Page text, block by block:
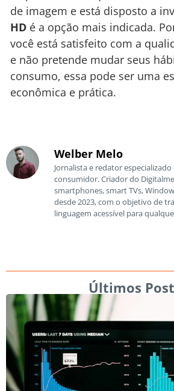
de imagem e está disposto a
HD é a opção mais indicada.
você está satisfeito com a
e não pretende mudar seus
consumo, essa pode ser uma
econômica e prática.
Welber Melo
Jornalista e redator
consumidor. Criador do
smartphones, smart TVs,
desde 2023, com o objetivo de
linguagem acessível para
Últimos